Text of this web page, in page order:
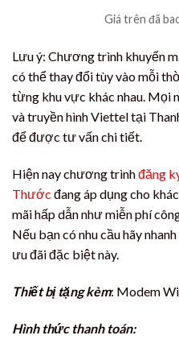
Giá trên đã
Lưu ý: Chương trình khuyến
có thể thay đổi tùy vào mỗi
từng khu vực khác nhau. Mọi
và truyền hình Viettel tại
để được tư vấn chi tiết.
Hiện nay chương trìnhđăng
Thước đang áp dụng cho
mãi hấp dẫn như miễn phí
Nếu bạn có nhu cầu hãy
ưu đãi đặc biệt này.
Thiết bị tặng kèm: Modem
Hình thức thanh toán: